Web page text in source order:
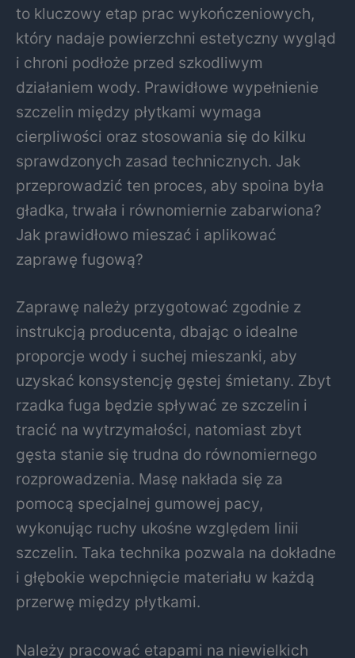
to kluczowy etap prac wykończeniowych,
który nadaje powierzchni estetyczny wygląd
i chroni podłoże przed szkodliwym
działaniem wody. Prawidłowe wypełnienie
szczelin między płytkami wymaga
cierpliwości oraz stosowania się do kilku
sprawdzonych zasad technicznych. Jak
przeprowadzić ten proces, aby spoina była
gładka, trwała i równomiernie zabarwiona?
Jak prawidłowo mieszać i aplikować
zaprawę fugową?
Zaprawę należy przygotować zgodnie z
instrukcją producenta, dbając o idealne
proporcje wody i suchej mieszanki, aby
uzyskać konsystencję gęstej śmietany. Zbyt
rzadka fuga będzie spływać ze szczelin i
tracić na wytrzymałości, natomiast zbyt
gęsta stanie się trudna do równomiernego
rozprowadzenia. Masę nakłada się za
pomocą specjalnej gumowej pacy,
wykonując ruchy ukośne względem linii
szczelin. Taka technika pozwala na dokładne
i głębokie wepchnięcie materiału w każdą
przerwę między płytkami.
Należy pracować etapami na niewielkich